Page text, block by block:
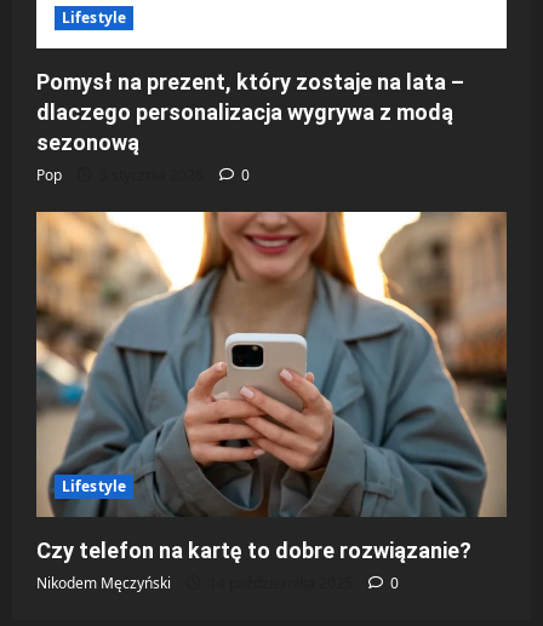
Lifestyle
Pomysł na prezent, który zostaje na lata –
dlaczego personalizacja wygrywa z modą
sezonową
Pop 0
Lifestyle
Czy telefon na kartę to dobre rozwiązanie?
Nikodem Męczyński 0